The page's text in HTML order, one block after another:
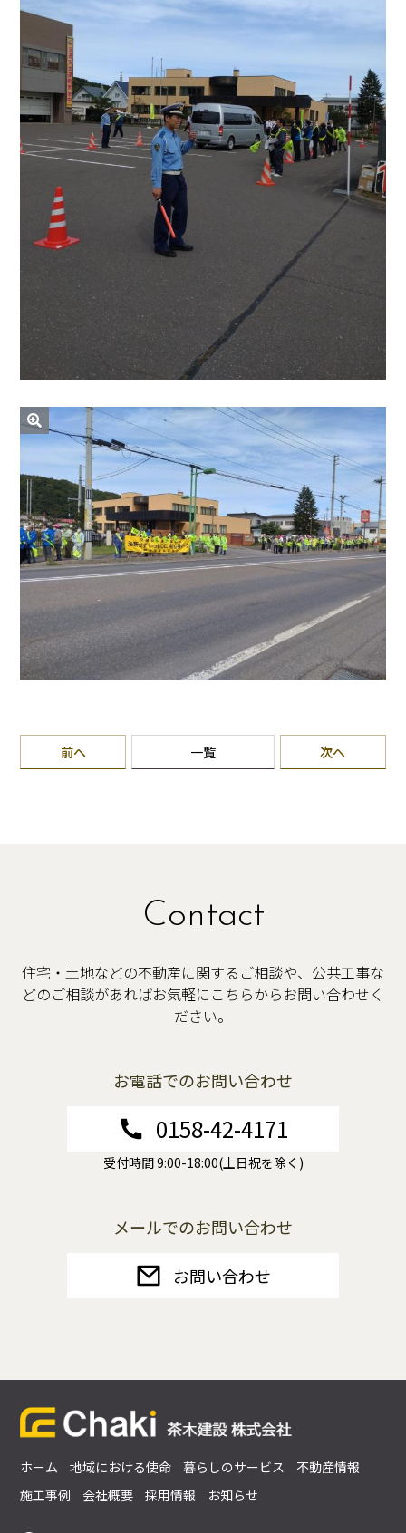
前へ 一覧 次へ
Contact
住宅・土地などの不動産に関するご相談や、公共工事な
どのご相談があればお気軽にこちらからお問い合わせく
ださい。
お電話でのお問い合わせ
0158-42-4171
受付時間 9:00-18:00(土日祝を除く)
メールでのお問い合わせ
お問い合わせ
ホーム 地域における使命 暮らしのサービス
不動産情報
施工事例
会社概要 採用情報 お知らせ